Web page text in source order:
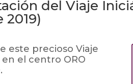
del Viaje
2019)
este precioso Viaje
el centro ORO